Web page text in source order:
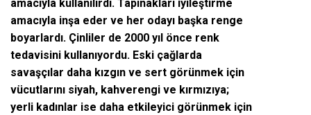
amacıyla kullanılırdı. Tapınakları iyileştirme
amacıyla inşa eder ve her odayı başka renge
boyarlardı. Çinliler de 2000 yıl önce renk
tedavisini kullanıyordu. Eski çağlarda
savaşçılar daha kızgın ve sert görünmek için
vücutlarını siyah, kahverengi ve kırmızıya;
yerli kadınlar ise daha etkileyici görünmek için